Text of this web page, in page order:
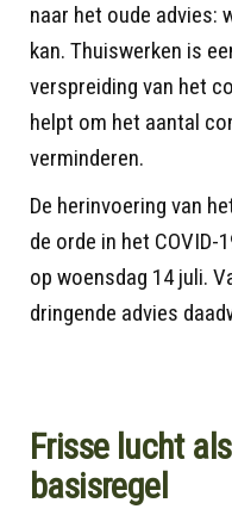
naar het oude advies:
kan. Thuiswerken is
verspreiding van het
helpt om het aantal
verminderen.
De herinvoering van
de orde in het COVID-
op woensdag 14 juli.
dringende advies
Frisse lucht
basisregel